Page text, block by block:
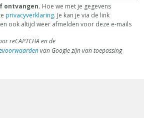
ontvangen. Hoe we met je gegevens
privacyverklaring. Je kan je via de link
ook altijd weer afmelden voor deze e-mails
reCAPTCHA en de
van Google zijn van toepassing